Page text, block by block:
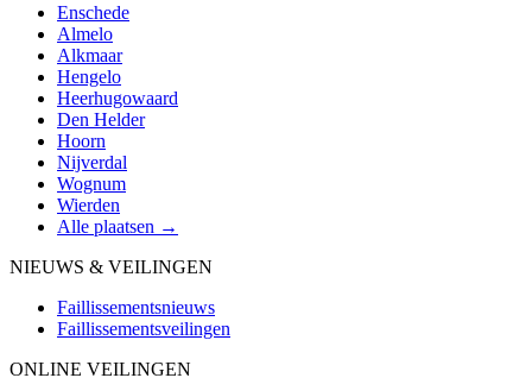
Enschede
Almelo
Alkmaar
Hengelo
Heerhugowaard
Den Helder
Hoorn
Nijverdal
Wognum
Wierden
Alle plaatsen →
NIEUWS & VEILINGEN
Faillissementsnieuws
Faillissementsveilingen
ONLINE VEILINGEN